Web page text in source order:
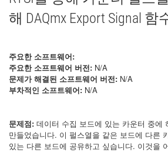
해 DAQmx Export Signal
주요한 소프트웨어:
주요한 소프트웨어 버전: N/A
문제가 해결된 소프트웨어 버전: N/A
부차적인 소프트웨어: N/A
문제점: 데이터 수집 보드에 있는 카운터 중에
만들었습니다. 이 펄스열을 같은 보드에 다른
있는 다른 보드에 공유하고 싶습니다. 이것을